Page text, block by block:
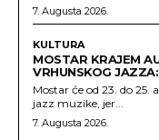
7. Augusta 2026.
KULTURA
MOSTAR KRAJEM
VRHUNSKOG
Mostar će od 23. do
jazz muzike, jer...
7. Augusta 2026.